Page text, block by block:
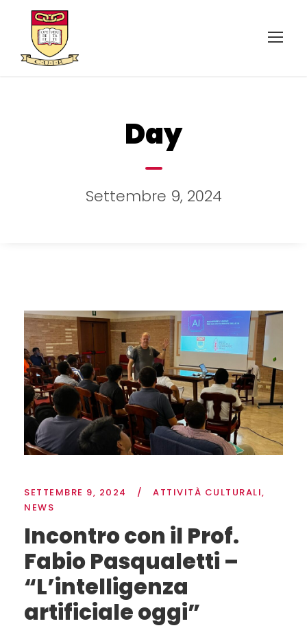
Day
Settembre 9, 2024
SETTEMBRE 9, 2024 / ATTIVITÀ CULTURALI,
NEWS
Incontro con il Prof.
Fabio Pasqualetti –
“L’intelligenza
artificiale oggi”